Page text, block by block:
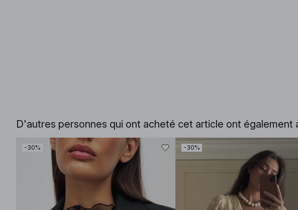
D'autres personnes qui ont acheté cet article ont également
-30% -30%